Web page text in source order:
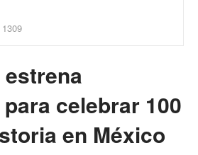
celebrar 100
en México